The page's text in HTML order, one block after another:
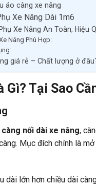
áo càng xe nâng
Xe Nâng Dài 1m6
Xe Nâng An Toàn, Hiệu
Nâng Phù Hợp:
giá rẻ – Chất lượng ở
Gì? Tại Sao
càng nối dài xe nâng,
Mục đích chính là
dài lớn hơn chiều dài